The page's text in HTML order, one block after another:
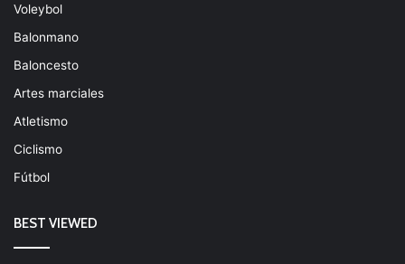
Voleybol
Balonmano
Baloncesto
Artes marciales
Atletismo
Ciclismo
Fútbol
BEST VIEWED